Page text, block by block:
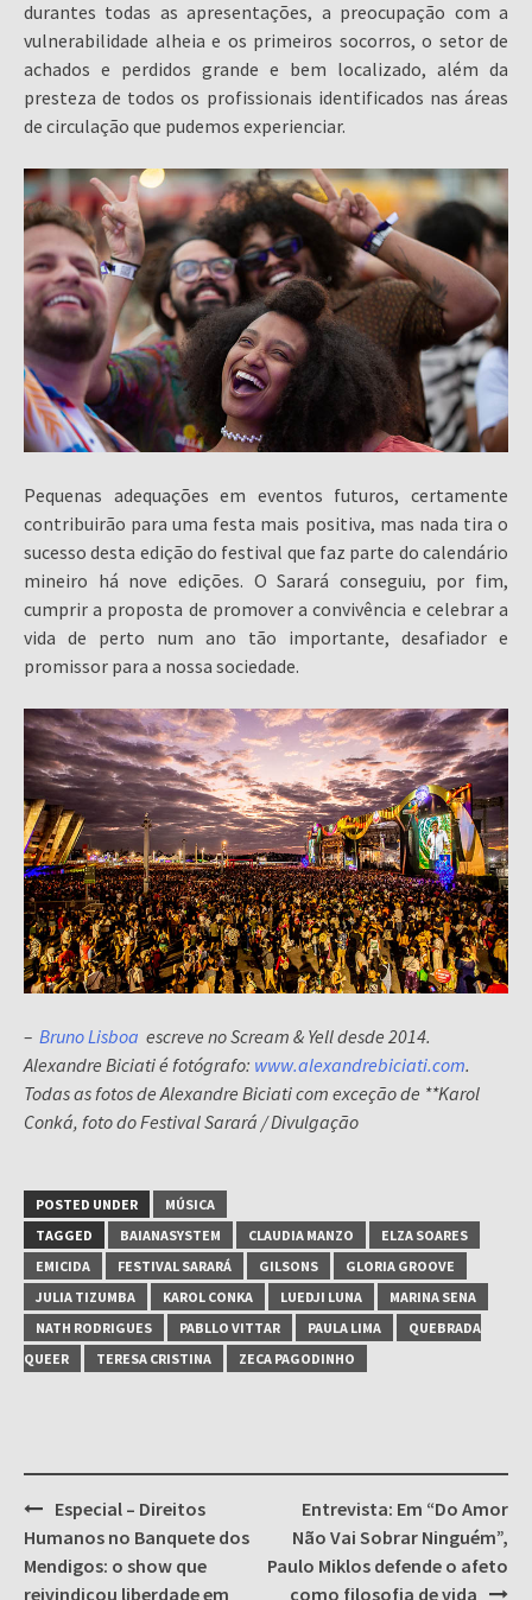
durantes todas as apresentações, a preocupação com a
vulnerabilidade alheia e os primeiros socorros, o setor de
achados e perdidos grande e bem localizado, além da
presteza de todos os profissionais identificados nas áreas
de circulação que pudemos experienciar.
Pequenas adequações em eventos futuros, certamente
contribuirão para uma festa mais positiva, mas nada tira o
sucesso desta edição do festival que faz parte do calendário
mineiro há nove edições. O Sarará conseguiu, por fim,
cumprir a proposta de promover a convivência e celebrar a
vida de perto num ano tão importante, desafiador e
promissor para a nossa sociedade.
– Bruno Lisboa escreve no Scream & Yell desde 2014.
Alexandre Biciati é fotógrafo: www.alexandrebiciati.com.
Todas as fotos de Alexandre Biciati com exceção de **Karol
Conká, foto do Festival Sarará / Divulgação
POSTED UNDER
MÚSICA
TAGGED
BAIANASYSTEM CLAUDIA MANZO
ELZA SOARES
EMICIDA
FESTIVAL SARARÁ GILSONS
GLORIA GROOVE
JULIA TIZUMBA
KAROL CONKA LUEDJI LUNA
MARINA SENA
NATH RODRIGUES
PABLLO VITTAR PAULA LIMA
QUEBRADA
QUEER
TERESA CRISTINA ZECA PAGODINHO
Post
navigation
Especial – Direitos
Humanos no Banquete dos
Mendigos: o show que
reivindicou liberdade em
Entrevista: Em “Do Amor
Não Vai Sobrar Ninguém”,
Paulo Miklos defende o afeto
como filosofia de vida